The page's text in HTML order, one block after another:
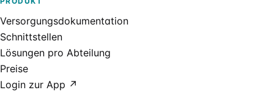
Versorgungsdokumentation
Schnittstellen
Lösungen pro Abteilung
Preise
Login zur App ↗